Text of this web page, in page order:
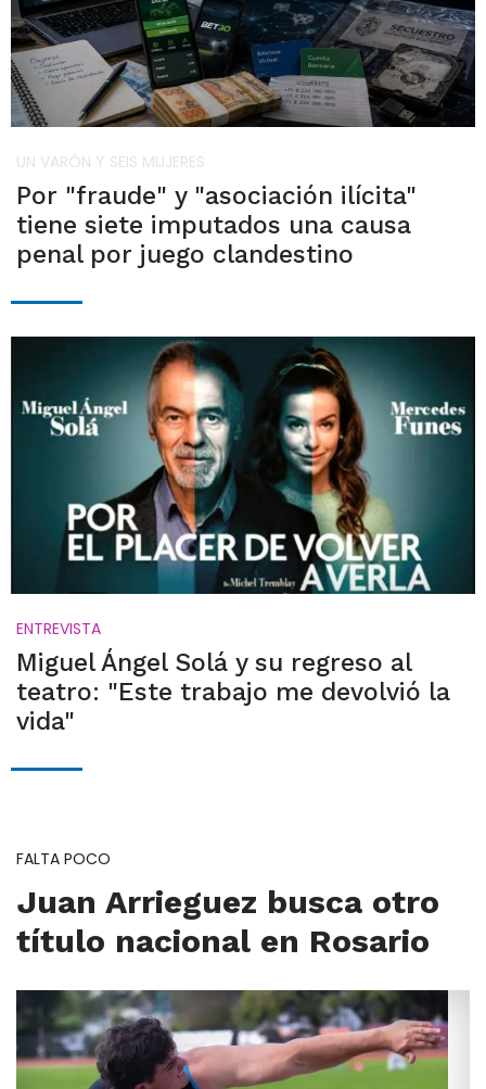
UN VARÓN Y SEIS MUJERES
Por "fraude" y "asociación ilícita"
tiene siete imputados una causa
penal por juego clandestino
ENTREVISTA
Miguel Ángel Solá y su regreso al
teatro: "Este trabajo me devolvió la
vida"
FALTA POCO
Juan Arrieguez busca otro
título nacional en Rosario